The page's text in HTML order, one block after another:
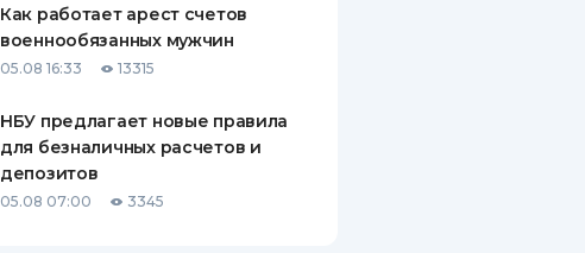
Как работает арест счетов
военнообязанных мужчин
05.08 16:33 13315
НБУ предлагает новые правила
для безналичных расчетов и
депозитов
05.08 07:00 3345